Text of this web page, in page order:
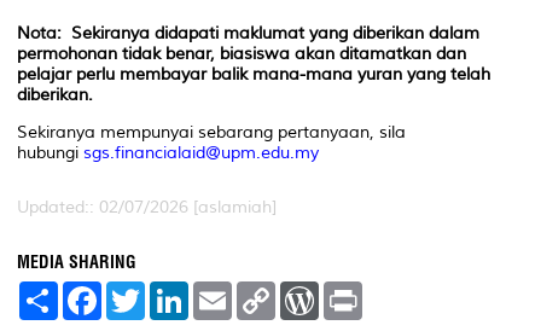
Nota: Sekiranya didapati maklumat yang diberikan dalam
permohonan tidak benar, biasiswa akan ditamatkan dan
pelajar perlu membayar balik mana-mana yuran yang telah
diberikan.
Sekiranya mempunyai sebarang pertanyaan, sila
hubungi sgs.financialaid@upm.edu.my
Updated:: 02/07/2026 [aslamiah]
MEDIA SHARING
S
F
a
T
w
L
E
m
C
W